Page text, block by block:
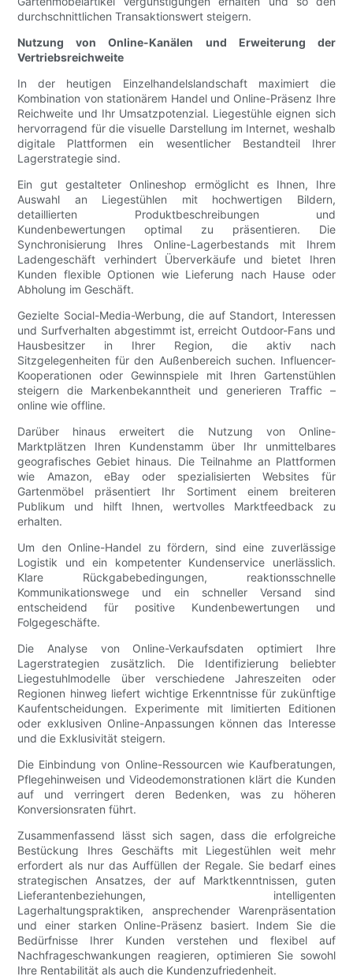
durchschnittlichen Transaktionswert steigern.
Nutzung von Online-Kanälen und Erweiterung der
Vertriebsreichweite
In der heutigen Einzelhandelslandschaft maximiert die
Kombination von stationärem Handel und Online-Präsenz Ihre
Reichweite und Ihr Umsatzpotenzial. Liegestühle eignen sich
hervorragend für die visuelle Darstellung im Internet, weshalb
digitale Plattformen ein wesentlicher Bestandteil Ihrer
Lagerstrategie sind.
Ein gut gestalteter Onlineshop ermöglicht es Ihnen, Ihre
Auswahl an Liegestühlen mit hochwertigen Bildern,
detaillierten Produktbeschreibungen und
Kundenbewertungen optimal zu präsentieren. Die
Synchronisierung Ihres Online-Lagerbestands mit Ihrem
Ladengeschäft verhindert Überverkäufe und bietet Ihren
Kunden flexible Optionen wie Lieferung nach Hause oder
Abholung im Geschäft.
Gezielte Social-Media-Werbung, die auf Standort, Interessen
und Surfverhalten abgestimmt ist, erreicht Outdoor-Fans und
Hausbesitzer in Ihrer Region, die aktiv nach
Sitzgelegenheiten für den Außenbereich suchen. Influencer-
Kooperationen oder Gewinnspiele mit Ihren Gartenstühlen
steigern die Markenbekanntheit und generieren Traffic –
online wie offline.
Darüber hinaus erweitert die Nutzung von Online-
Marktplätzen Ihren Kundenstamm über Ihr unmittelbares
geografisches Gebiet hinaus. Die Teilnahme an Plattformen
wie Amazon, eBay oder spezialisierten Websites für
Gartenmöbel präsentiert Ihr Sortiment einem breiteren
Publikum und hilft Ihnen, wertvolles Marktfeedback zu
erhalten.
Um den Online-Handel zu fördern, sind eine zuverlässige
Logistik und ein kompetenter Kundenservice unerlässlich.
Klare Rückgabebedingungen, reaktionsschnelle
Kommunikationswege und ein schneller Versand sind
entscheidend für positive Kundenbewertungen und
Folgegeschäfte.
Die Analyse von Online-Verkaufsdaten optimiert Ihre
Lagerstrategien zusätzlich. Die Identifizierung beliebter
Liegestuhlmodelle über verschiedene Jahreszeiten oder
Regionen hinweg liefert wichtige Erkenntnisse für zukünftige
Kaufentscheidungen. Experimente mit limitierten Editionen
oder exklusiven Online-Anpassungen können das Interesse
und die Exklusivität steigern.
Die Einbindung von Online-Ressourcen wie Kaufberatungen,
Pflegehinweisen und Videodemonstrationen klärt die Kunden
auf und verringert deren Bedenken, was zu höheren
Konversionsraten führt.
Zusammenfassend lässt sich sagen, dass die erfolgreiche
Bestückung Ihres Geschäfts mit Liegestühlen weit mehr
erfordert als nur das Auffüllen der Regale. Sie bedarf eines
strategischen Ansatzes, der auf Marktkenntnissen, guten
Lieferantenbeziehungen, intelligenten
Lagerhaltungspraktiken, ansprechender Warenpräsentation
und einer starken Online-Präsenz basiert. Indem Sie die
Bedürfnisse Ihrer Kunden verstehen und flexibel auf
Nachfrageschwankungen reagieren, optimieren Sie sowohl
Ihre Rentabilität als auch die Kundenzufriedenheit.